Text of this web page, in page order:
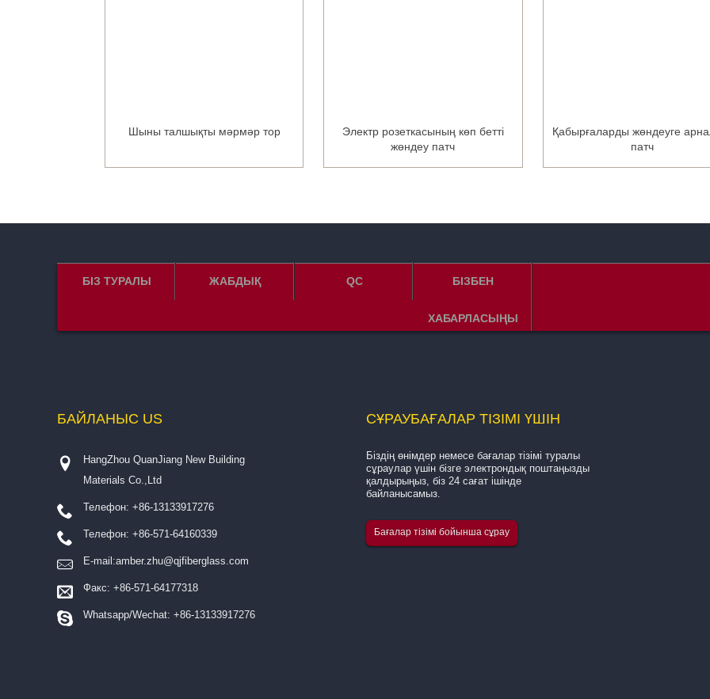
Шыны талшықты мәрмәр тор
Электр розеткасының көп бетті
жөндеу патч
Қабырғаларды жөндеуге
патч
БІЗ ТУРАЛЫ ЖАБДЫҚ QC БІЗБЕН
ХАБАРЛАСЫҢЫ
БАЙЛАНЫС US
HangZhou QuanJiang New Building
Materials Co.,Ltd
Телефон: +86-13133917276
Телефон: +86-571-64160339
E-mail:amber.zhu@qjfiberglass.com
Факс: +86-571-64177318
Whatsapp/Wechat: +86-13133917276
СҰРАУБАҒАЛАР ТІЗІМІ ҮШІН
Біздің өнімдер немесе бағалар тізімі туралы
сұраулар үшін бізге электрондық поштаңызды
қалдырыңыз, біз 24 сағат ішінде
байланысамыз.
Бағалар тізімі бойынша сұрау
Біздің компания туралы кіріспе...
шыны талшықты иірілген жіп, шыны талшықты
және өздігінен жабысатын шыны талшықты тор